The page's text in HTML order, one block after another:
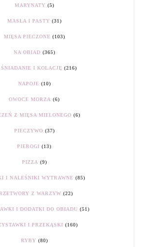
MARYNATY (5)
MASŁA I PASTY (31)
MIĘSA PIECZONE (103)
NA OBIAD (365)
ŚNIADANIE I KOLACJĘ (216)
NAPOJE (10)
OWOCE MORZA (6)
Z MIĘSA MIELONEGO (6)
PIECZYWO (37)
PIEROGI (13)
PIZZA (9)
I NALEŚNIKI WYTRAWNE (85)
Z WARZYW (22)
I DODATKI DO OBIADU (51)
I PRZEKĄSKI (160)
RYBY (80)